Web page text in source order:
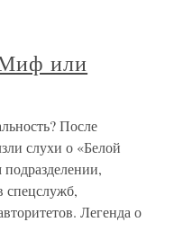
или
После
слухи о «Белой
спецслужб,
Легенда о